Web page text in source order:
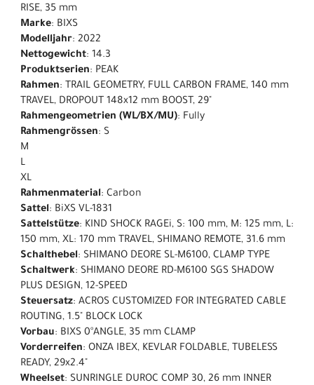
RISE, 35 mm
Marke: BIXS
Modelljahr: 2022
Nettogewicht: 14.3
Produktserien: PEAK
Rahmen: TRAIL GEOMETRY, FULL CARBON FRAME, 140 mm
TRAVEL, DROPOUT 148x12 mm BOOST, 29"
Rahmengeometrien (WL/BX/MU): Fully
Rahmengrössen: S
M
L
XL
Rahmenmaterial: Carbon
Sattel: BiXS VL-1831
Sattelstütze: KIND SHOCK RAGEi, S: 100 mm, M: 125 mm, L:
150 mm, XL: 170 mm TRAVEL, SHIMANO REMOTE, 31.6 mm
Schalthebel: SHIMANO DEORE SL-M6100, CLAMP TYPE
Schaltwerk: SHIMANO DEORE RD-M6100 SGS SHADOW
PLUS DESIGN, 12-SPEED
Steuersatz: ACROS CUSTOMIZED FOR INTEGRATED CABLE
ROUTING, 1.5" BLOCK LOCK
Vorbau: BIXS 0°ANGLE, 35 mm CLAMP
Vorderreifen: ONZA IBEX, KEVLAR FOLDABLE, TUBELESS
READY, 29x2.4"
Wheelset: SUNRINGLE DUROC COMP 30, 26 mm INNER